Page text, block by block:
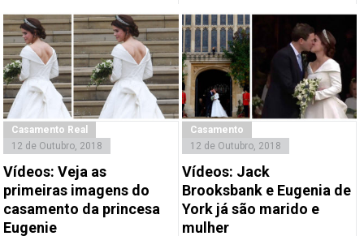
Casamento Real
12 de Outubro, 2018
Vídeos: Veja as
primeiras imagens do
casamento da princesa
Eugenie
Casamento
12 de Outubro, 2018
Vídeos: Jack
Brooksbank e Eugenia de
York já são marido e
mulher